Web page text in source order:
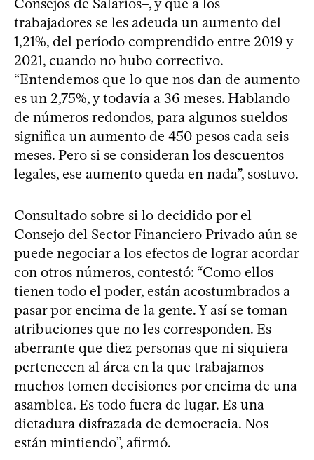
trabajadores se les adeuda un aumento del
1,21%, del período comprendido entre 2019 y
2021, cuando no hubo correctivo.
“Entendemos que lo que nos dan de aumento
es un 2,75%, y todavía a 36 meses. Hablando
de números redondos, para algunos sueldos
significa un aumento de 450 pesos cada seis
meses. Pero si se consideran los descuentos
legales, ese aumento queda en nada”, sostuvo.
Consultado sobre si lo decidido por el
Consejo del Sector Financiero Privado aún se
puede negociar a los efectos de lograr acordar
con otros números, contestó: “Como ellos
tienen todo el poder, están acostumbrados a
pasar por encima de la gente. Y así se toman
atribuciones que no les corresponden. Es
aberrante que diez personas que ni siquiera
pertenecen al área en la que trabajamos
muchos tomen decisiones por encima de una
asamblea. Es todo fuera de lugar. Es una
dictadura disfrazada de democracia. Nos
están mintiendo”, afirmó.